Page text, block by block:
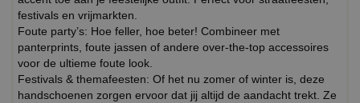
festivals en vrijmarkten.
Foute party’s: Hoe feller, hoe beter! Combineer met
panterprints, foute jassen of andere over-the-top accessoires
voor de ultieme foute look.
Festivals & themafeesten: Of het nu zomer of winter is, deze
handschoenen zorgen ervoor dat jij altijd de aandacht trekt. Ze